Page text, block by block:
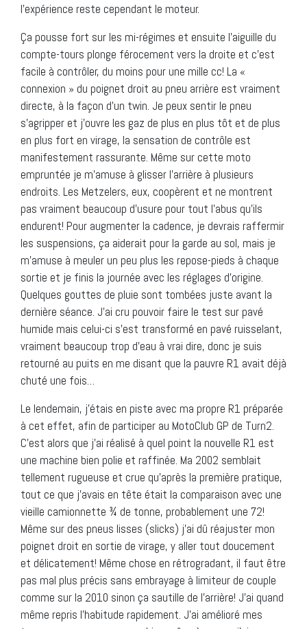
l’expérience reste cependant le moteur.
Ça pousse fort sur les mi-régimes et ensuite l’aiguille du
compte-tours plonge férocement vers la droite et c’est
facile à contrôler, du moins pour une mille cc! La «
connexion » du poignet droit au pneu arrière est vraiment
directe, à la façon d’un twin. Je peux sentir le pneu
s’agripper et j’ouvre les gaz de plus en plus tôt et de plus
en plus fort en virage, la sensation de contrôle est
manifestement rassurante. Même sur cette moto
empruntée je m’amuse à glisser l’arrière à plusieurs
endroits. Les Metzelers, eux, coopèrent et ne montrent
pas vraiment beaucoup d’usure pour tout l’abus qu’ils
endurent! Pour augmenter la cadence, je devrais raffermir
les suspensions, ça aiderait pour la garde au sol, mais je
m’amuse à meuler un peu plus les repose-pieds à chaque
sortie et je finis la journée avec les réglages d’origine.
Quelques gouttes de pluie sont tombées juste avant la
dernière séance. J’ai cru pouvoir faire le test sur pavé
humide mais celui-ci s’est transformé en pavé ruisselant,
vraiment beaucoup trop d’eau à vrai dire, donc je suis
retourné au puits en me disant que la pauvre R1 avait déjà
chuté une fois…
Le lendemain, j’étais en piste avec ma propre R1 préparée
à cet effet, afin de participer au MotoClub GP de Turn2.
C’est alors que j’ai réalisé à quel point la nouvelle R1 est
une machine bien polie et raffinée. Ma 2002 semblait
tellement rugueuse et crue qu’après la première pratique,
tout ce que j’avais en tête était la comparaison avec une
vieille camionnette ¾ de tonne, probablement une 72!
Même sur des pneus lisses (slicks) j’ai dû réajuster mon
poignet droit en sortie de virage, y aller tout doucement
et délicatement! Même chose en rétrogradant, il faut être
pas mal plus précis sans embrayage à limiteur de couple
comme sur la 2010 sinon ça sautille de l’arrière! J’ai quand
même repris l’habitude rapidement. J’ai amélioré mes